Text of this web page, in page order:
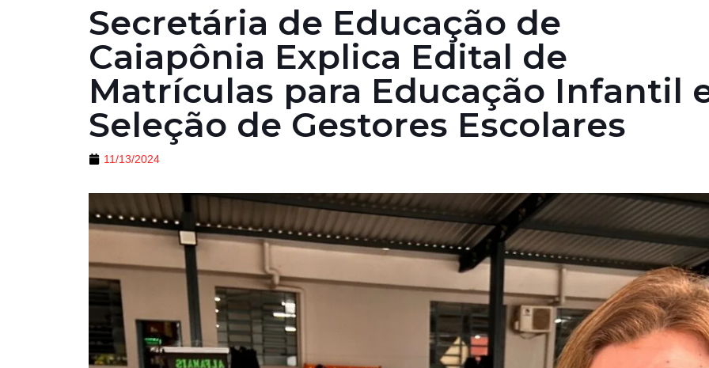
Secretária de Educação de
Caiapônia Explica Edital de
Matrículas para Educação Infantil
Seleção de Gestores Escolares
11/13/2024